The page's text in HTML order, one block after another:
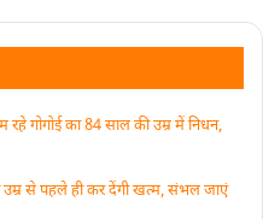
गोगोई का 84 साल की उम्र में निधन,
से पहले ही कर देंगी खत्म, संभल जाएं